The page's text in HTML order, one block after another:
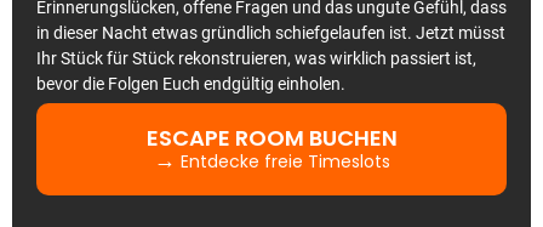
Erinnerungslücken, offene Fragen und das ungute Gefühl, dass
in dieser Nacht etwas gründlich schiefgelaufen ist. Jetzt müsst
Ihr Stück für Stück rekonstruieren, was wirklich passiert ist,
bevor die Folgen Euch endgültig einholen.
ESCAPE ROOM BUCHEN
→ Entdecke freie Timeslots